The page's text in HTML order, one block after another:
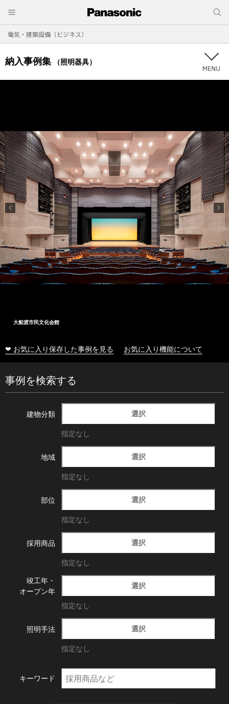
電気・建築設備（ビジネス）
納入事例集 （照明器具）
大船渡市民文化会館
❤ お気に入り保存した事例を見る お気に入り機能について
事例を検索する
建物分類 選択
指定なし
地域 選択
指定なし
部位 選択
指定なし
採用商品 選択
指定なし
竣工年・
オープン年
選択
指定なし
照明手法 選択
指定なし
キーワード